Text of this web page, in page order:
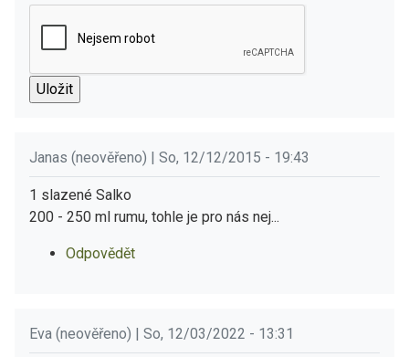
Janas (neověřeno) | So, 12/12/2015 - 19:43
1 slazené Salko
200 - 250 ml rumu, tohle je pro nás nej...
Odpovědět
Eva (neověřeno) | So, 12/03/2022 - 13:31